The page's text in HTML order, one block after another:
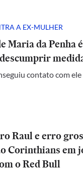
A EX-MULHER
Maria da Penha
contato com
Raul e erro
Corinthians em
o Red Bull